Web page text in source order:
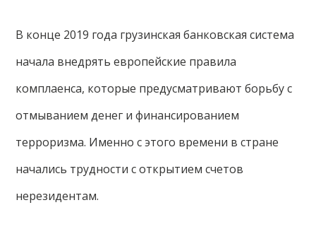
В конце 2019 года грузинская банковская система
начала внедрять европейские правила
комплаенса, которые предусматривают борьбу с
отмыванием денег и финансированием
терроризма. Именно с этого времени в стране
начались трудности с открытием счетов
нерезидентам.